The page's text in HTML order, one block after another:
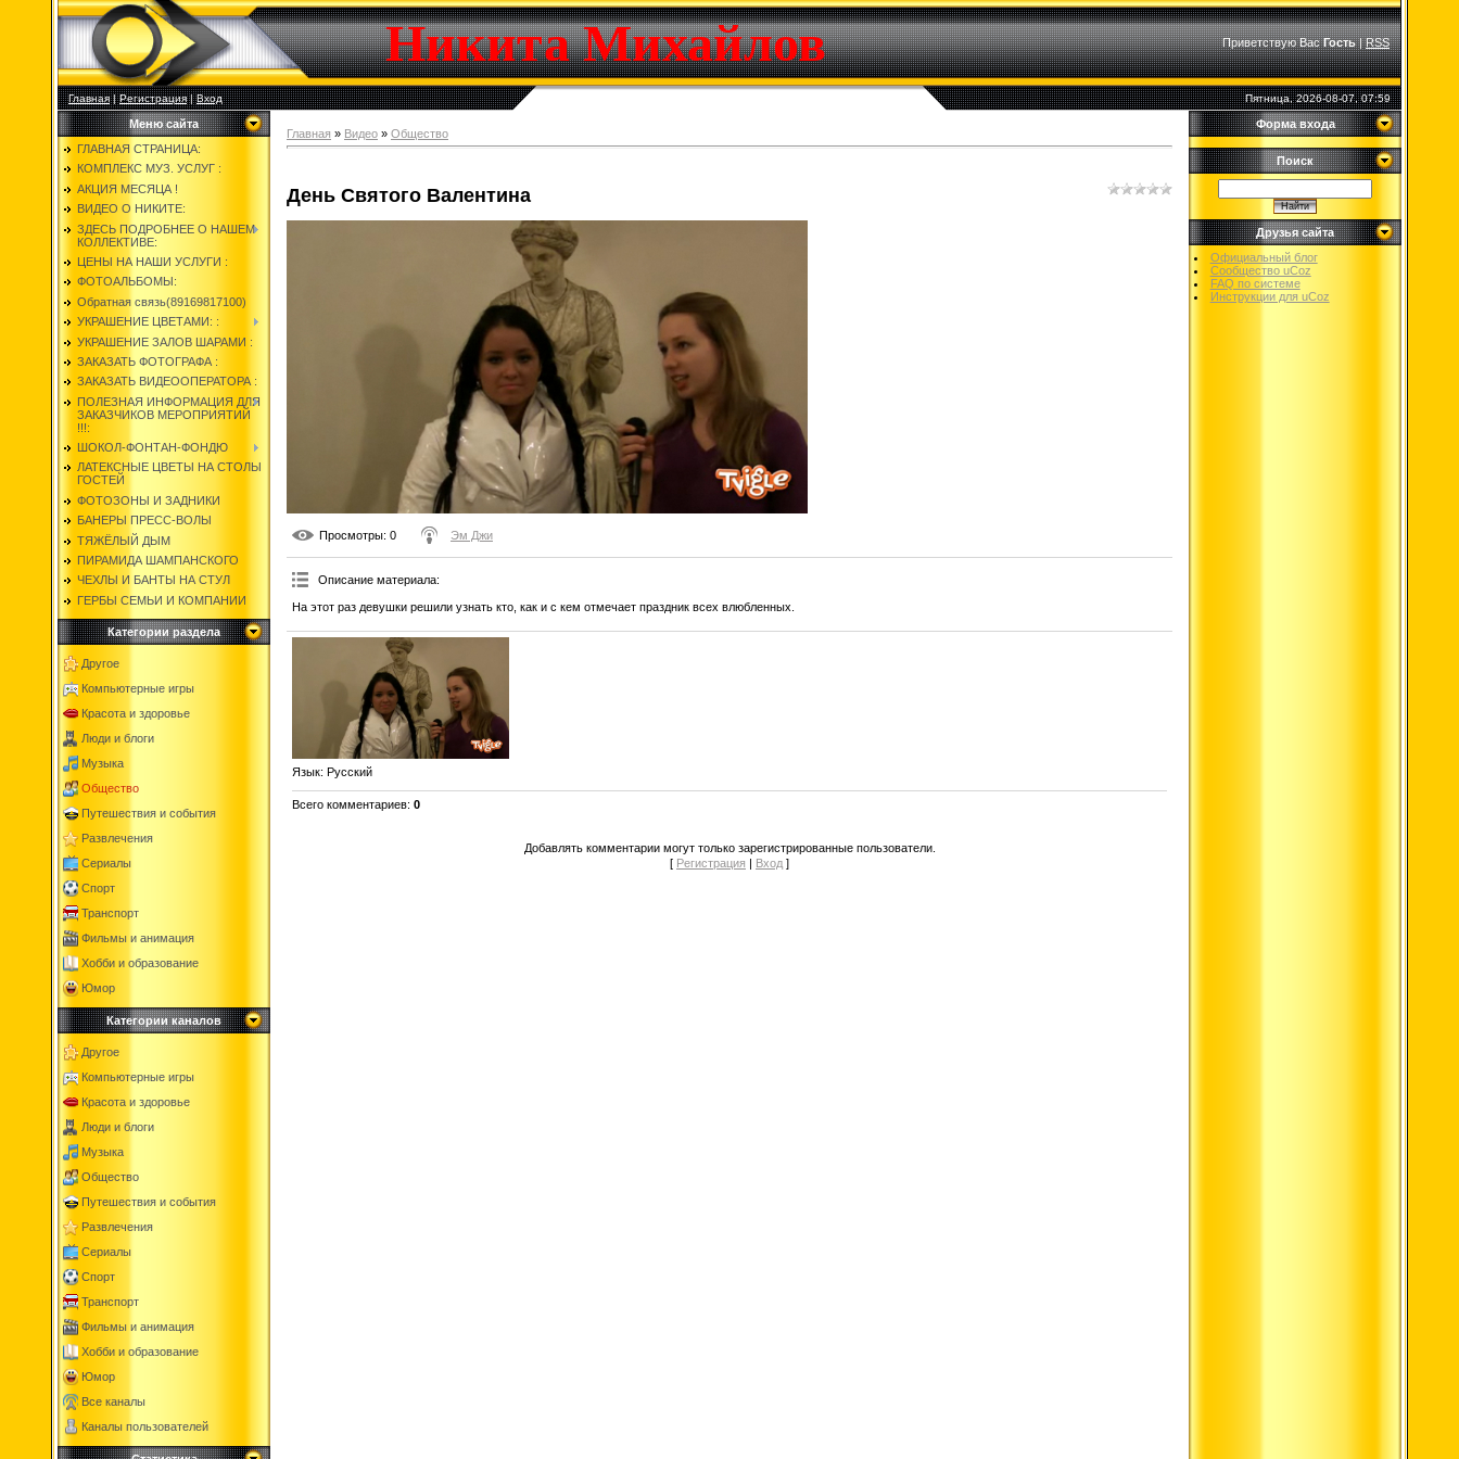
Никита Михайлов Приветствую Вас Гость|RSS
Главная|Регистрация|Вход Пятница, 2026-08-07, 07:59
Меню сайта
ГЛАВНАЯ СТРАНИЦА:
КОМПЛЕКС МУЗ. УСЛУГ :
АКЦИЯ МЕСЯЦА !
ВИДЕО О НИКИТЕ:
ЗДЕСЬ ПОДРОБНЕЕ О НАШЕМ
КОЛЛЕКТИВЕ:
ЦЕНЫ НА НАШИ УСЛУГИ :
ФОТОАЛЬБОМЫ:
Обратная связь(89169817100)
УКРАШЕНИЕ ЦВЕТАМИ: :
УКРАШЕНИЕ ЗАЛОВ ШАРАМИ :
ЗАКАЗАТЬ ФОТОГРАФА :
ЗАКАЗАТЬ ВИДЕООПЕРАТОРА :
ПОЛЕЗНАЯ ИНФОРМАЦИЯ ДЛЯ
ЗАКАЗЧИКОВ МЕРОПРИЯТИЙ
!!!:
ШОКОЛ-ФОНТАН-ФОНДЮ
ЛАТЕКСНЫЕ ЦВЕТЫ НА СТОЛЫ
ГОСТЕЙ
ФОТОЗОНЫ И ЗАДНИКИ
БАНЕРЫ ПРЕСС-ВОЛЫ
ТЯЖЁЛЫЙ ДЫМ
ПИРАМИДА ШАМПАНСКОГО
ЧЕХЛЫ И БАНТЫ НА СТУЛ
ГЕРБЫ СЕМЬИ И КОМПАНИИ
Категории раздела
Другое
Компьютерные игры
Красота и здоровье
Люди и блоги
Музыка
Общество
Путешествия и события
Развлечения
Сериалы
Спорт
Транспорт
Фильмы и анимация
Хобби и образование
Юмор
Категории каналов
Другое
Компьютерные игры
Красота и здоровье
Люди и блоги
Музыка
Общество
Путешествия и события
Развлечения
Сериалы
Спорт
Транспорт
Фильмы и анимация
Хобби и образование
Юмор
Все каналы
Каналы пользователей
Главная » Видео » Общество
День Святого Валентина
Просмотры: 0 Эм Джи
Описание материала:
На этот раз девушки решили узнать кто, как и с кем отмечает праздник всех влюбленных.
Язык: Русский
Всего комментариев: 0
Добавлять комментарии могут только зарегистрированные пользователи.
[ Регистрация | Вход ]
Форма входа
Поиск
Друзья сайта
Официальный блог
Сообщество uCoz
FAQ по системе
Инструкции для uCoz